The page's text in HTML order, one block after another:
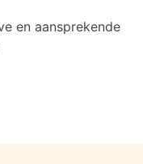
en aansprekende